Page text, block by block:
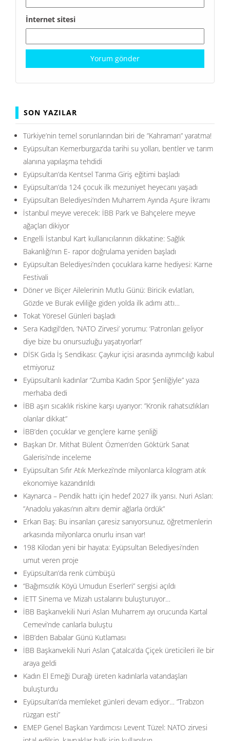
İnternet sitesi
SON YAZILAR
Türkiye’nin temel sorunlarından biri de ”Kahraman” yaratma!
Eyüpsultan Kemerburgaz’da tarihi su yolları, bentler ve tarım
alanına yapılaşma tehdidi
Eyüpsultan’da Kentsel Tarıma Giriş eğitimi başladı
Eyüpsultan’da 124 çocuk ilk mezuniyet heyecanı yaşadı
Eyüpsultan Belediyesi’nden Muharrem Ayında Aşure İkramı
İstanbul meyve verecek: İBB Park ve Bahçelere meyve
ağaçları dikiyor
Engelli İstanbul Kart kullanıcılarının dikkatine: Sağlık
Bakanlığı’nın E- rapor doğrulama yeniden başladı
Eyüpsultan Belediyesi’nden çocuklara karne hediyesi: Karne
Festivali
Döner ve Biçer Ailelerinin Mutlu Günü: Biricik evlatları,
Gözde ve Burak evliliğe giden yolda ilk adımı attı…
Tokat Yöresel Günleri başladı
Sera Kadıgil’den, ‘NATO Zirvesi’ yorumu: ‘Patronları geliyor
diye bize bu onursuzluğu yaşatıyorlar!’
DİSK Gıda İş Sendikası: Çaykur içisi arasında ayrımcılığı kabul
etmiyoruz
Eyüpsultanlı kadınlar “Zumba Kadın Spor Şenliğiyle” yaza
merhaba dedi
İBB aşırı sıcaklık riskine karşı uyarıyor: ”Kronik rahatsızlıkları
olanlar dikkat”
İBB’den çocuklar ve gençlere karne şenliği
Başkan Dr. Mithat Bülent Özmen’den Göktürk Sanat
Galerisi’nde inceleme
Eyüpsultan Sıfır Atık Merkezi’nde milyonlarca kilogram atık
ekonomiye kazandırıldı
Kaynarca – Pendik hattı için hedef 2027 ilk yarısı. Nuri Aslan:
”Anadolu yakası’nın altını demir ağlarla ördük”
Erkan Baş: Bu insanları çaresiz sanıyorsunuz, öğretmenlerin
arkasında milyonlarca onurlu insan var!
198 Kilodan yeni bir hayata: Eyüpsultan Belediyesi’nden
umut veren proje
Eyüpsultan’da renk cümbüşü
“Bağımsızlık Köyü Umudun Eserleri” sergisi açıldı
İETT Sinema ve Mizah ustalarını buluşturuyor…
İBB Başkanvekili Nuri Aslan Muharrem ayı orucunda Kartal
Cemevi’nde canlarla buluştu
İBB’den Babalar Günü Kutlaması
İBB Başkanvekili Nuri Aslan Çatalca’da Çiçek üreticileri ile bir
araya geldi
Kadın El Emeği Durağı üreten kadınlarla vatandaşları
buluşturdu
Eyüpsultan’da memleket günleri devam ediyor… ”Trabzon
rüzgarı esti”
EMEP Genel Başkan Yardımcısı Levent Tüzel: NATO zirvesi